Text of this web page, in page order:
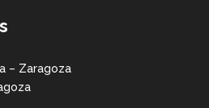
– Zaragoza